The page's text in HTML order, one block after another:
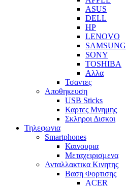
ASUS
DELL
HP
LENOVO
SAMSUNG
SONY
TOSHIBA
Αλλα
Τσαντες
Αποθηκευση
USB Sticks
Καρτες Μνημης
Σκληροι Δισκοι
Τηλεφωνια
Smartphones
Καινουρια
Μεταχειρισμενα
Ανταλλακτικα Κινητης
Βαση Φορτισης
ACER